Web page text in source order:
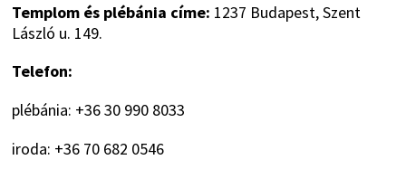
Templom és plébánia címe: 1237 Budapest, Szent
László u. 149.
Telefon:
plébánia: +36 30 990 8033
iroda: +36 70 682 0546